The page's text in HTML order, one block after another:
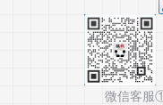
微信客